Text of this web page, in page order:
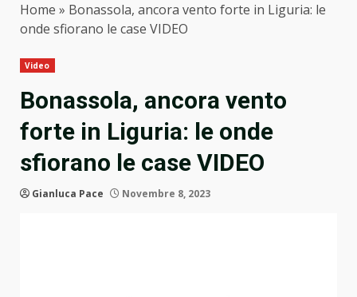
Home » Bonassola, ancora vento forte in Liguria: le
onde sfiorano le case VIDEO
Video
Bonassola, ancora vento
forte in Liguria: le onde
sfiorano le case VIDEO
Gianluca Pace Novembre 8, 2023